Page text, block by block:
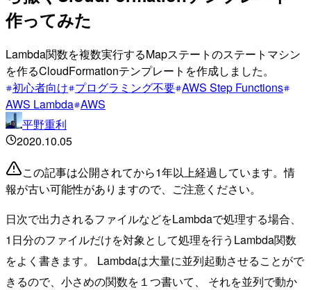
作ってみた
Lambda関数を複数実行するMapステートのステートマシン
を作るCloudFormationテンプレートを作成しました。
初心者向け プログラミング不要 AWS Step Functions
AWS Lambda AWS
平野重利
2020.10.05
この記事は公開されてから1年以上経過しています。情
報が古い可能性がありますので、ご注意ください。
日次で出力されるファイルなどをLambdaで処理する場合、
1日分のファイルだけを対象として処理を行うLambda関数
をよく書きます。 Lambdaは大量に並列起動させることがで
きるので、小さめの関数を１つ書いて、 それを並列で動か